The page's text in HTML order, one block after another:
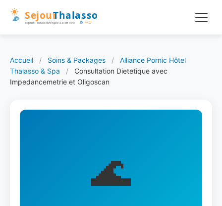
Accueil / Soins & Packages /
Alliance Pornic Hôtel
Thalasso & Spa
/
Consultation Dietetique avec
Impedancemetrie et Oligoscan
🌊